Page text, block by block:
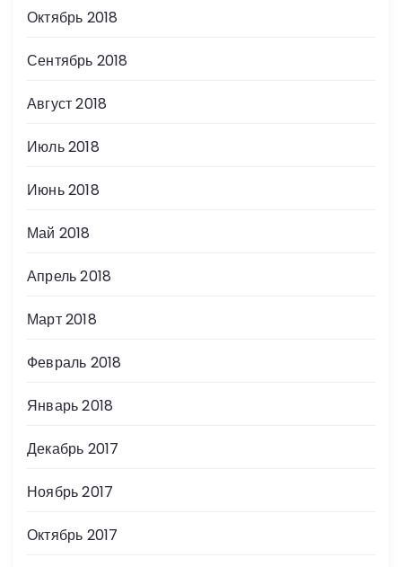
Октябрь 2018
Сентябрь 2018
Август 2018
Июль 2018
Июнь 2018
Май 2018
Апрель 2018
Март 2018
Февраль 2018
Январь 2018
Декабрь 2017
Ноябрь 2017
Октябрь 2017